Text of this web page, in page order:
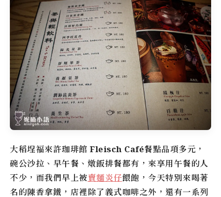
大稻埕福來許珈琲館 Fleisch Café餐點品項多元，
碗公沙拉、早午餐、燉飯排餐都有，來享用午餐的人
不少，而我們早上被賣麵炎仔餵飽，今天特別來喝著
名的陳香拿鐵，店裡除了義式咖啡之外，還有一系列